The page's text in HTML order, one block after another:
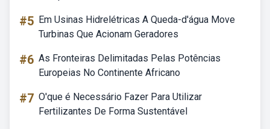
#5 Em Usinas Hidrelétricas A Queda-d'água Move
Turbinas Que Acionam Geradores
#6 As Fronteiras Delimitadas Pelas Potências
Europeias No Continente Africano
#7 O'que é Necessário Fazer Para Utilizar
Fertilizantes De Forma Sustentável